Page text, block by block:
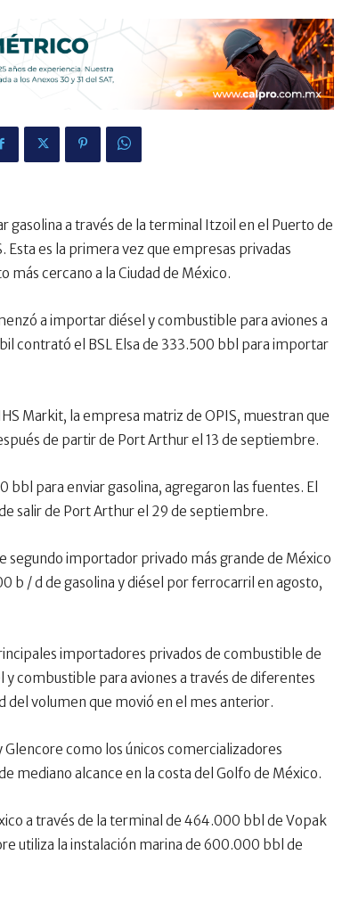
a través de la terminal Itzoil en el Puerto de
es la primera vez que empresas privadas
más cercano a la Ciudad de México.
a importar diésel y combustible para aviones a
contrató el BSL Elsa de 333.500 bbl para importar
Markit, la empresa matriz de OPIS, muestran que
de partir de Port Arthur el 13 de septiembre.
para enviar gasolina, agregaron las fuentes. El
salir de Port Arthur el 29 de septiembre.
importador privado más grande de México
b / d de gasolina y diésel por ferrocarril en agosto,
importadores privados de combustible de
y combustible para aviones a través de diferentes
del volumen que movió en el mes anterior.
Glencore como los únicos comercializadores
mediano alcance en la costa del Golfo de México.
a través de la terminal de 464.000 bbl de Vopak
utiliza la instalación marina de 600.000 bbl de